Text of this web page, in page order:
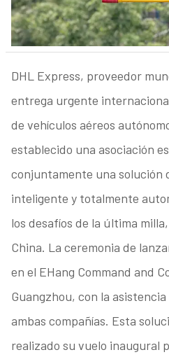
DHL Express, proveedor
entrega urgente
de vehículos aéreos
establecido una asociación
conjuntamente una solución
inteligente y totalmente
los desafíos de la última
China. La ceremonia de
en el EHang Command and
Guangzhou, con la
ambas compañías. Esta
realizado su vuelo inaugural